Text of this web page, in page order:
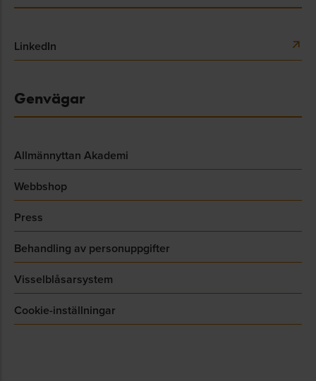
LinkedIn
Genvägar
Allmännyttan Akademi
Webbshop
Press
Behandling av personuppgifter
Visselblåsarsystem
Cookie-inställningar